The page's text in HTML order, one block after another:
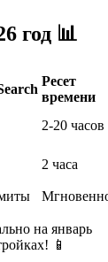
год 📊
Ресет
времени
2-20 часов
2 часа
на январь
📱